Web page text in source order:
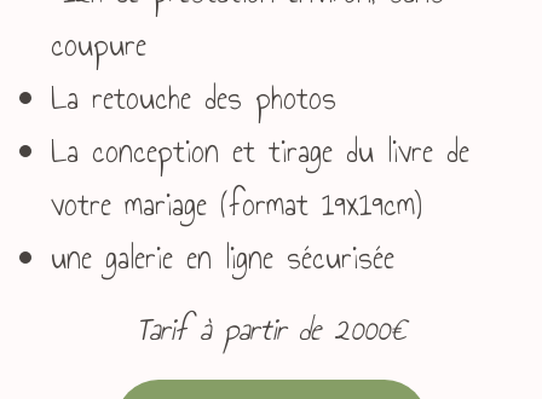
coupure
La retouche des photos
La conception et tirage du livre de
votre mariage (format 19x19cm)
une galerie en ligne sécurisée
Tarif à partir de 2000€